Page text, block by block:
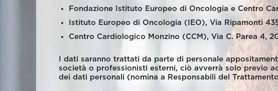
Fondazione Istituto Europeo di Oncologia e Centro
Istituto Europeo di Oncologia (IEO), Via Ripamonti
Centro Cardiologico Monzino (CCM), Via C. Parea 4,
I dati saranno trattati da parte di personale
società o professionisti esterni, ciò avverrà solo previo
dei dati personali (nomina a Responsabili del